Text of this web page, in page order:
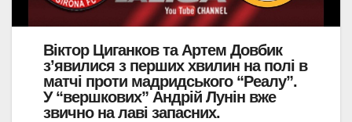
Віктор Циганков та Артем Довбик
зʼявилися з перших хвилин на полі в
матчі проти мадридського “Реалу”.
У “вершкових” Андрій Лунін вже
звично на лаві запасних.